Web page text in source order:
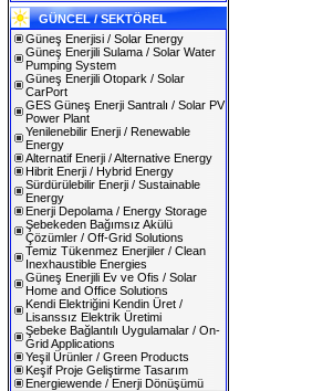
GÜNCEL / SEKTÖREL
Güneş Enerjisi / Solar Energy
Güneş Enerjili Sulama / Solar Water
Pumping System
Güneş Enerjili Otopark / Solar
CarPort
GES Güneş Enerji Santralı / Solar PV
Power Plant
Yenilenebilir Enerji / Renewable
Energy
Alternatif Enerji / Alternative Energy
Hibrit Enerji / Hybrid Energy
Sürdürülebilir Enerji / Sustainable
Energy
Enerji Depolama / Energy Storage
Şebekeden Bağımsız Akülü
Çözümler / Off-Grid Solutions
Temiz Tükenmez Enerjiler / Clean
Inexhaustible Energies
Güneş Enerjili Ev ve Ofis / Solar
Home and Office Solutions
Kendi Elektriğini Kendin Üret /
Lisanssız Elektrik Üretimi
Şebeke Bağlantılı Uygulamalar / On-
Grid Applications
Yeşil Ürünler / Green Products
Keşif Proje Geliştirme Tasarım
Energiewende / Enerji Dönüşümü